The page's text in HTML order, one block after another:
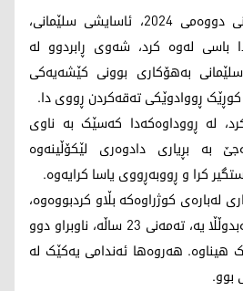
ئەمڕۆ هەینی 8ـی تشرینی دووەمی 2024، ئاسایشی سلێمانی،
باسی لەوە کرد، شەوی ڕابردوو لە
بەهۆکاری بوونی کێشەیەکی
ڕووادوێکی تەقەکردن ڕووی دا.
لە ڕووداوەکەدا کەسێک بە ناوی
بە بڕیاری دادوەری لێکۆڵینەوە
کرا و ڕووبەڕووی یاسا کرایەوە.
کوردستان24 زانیاری لەبارەی کوژراوەکە بڵاو کردبووەوە،
کە ناوی بەڵێن فەرهاد عەبدوڵڵا یە، تەمەنی 23 ساڵە، ناوبراو دوو
هیناوە. هەروەها ئەندامی یەکێک لە
بوو.